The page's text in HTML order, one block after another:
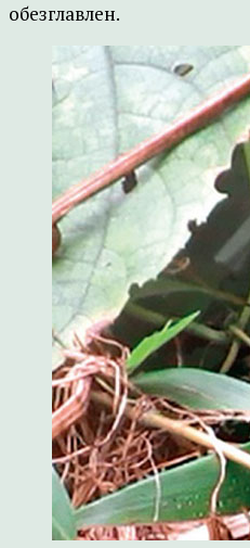
обезглавлен.